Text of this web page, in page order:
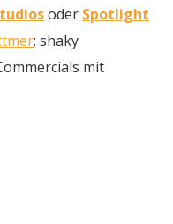
oder Spotlight
; shaky
ommercials mit